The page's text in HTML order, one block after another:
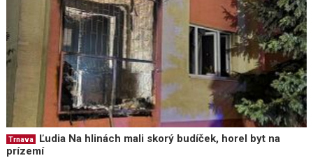
Trnava
Ľudia Na hlinách mali skorý budíček, horel byt na
prízemí